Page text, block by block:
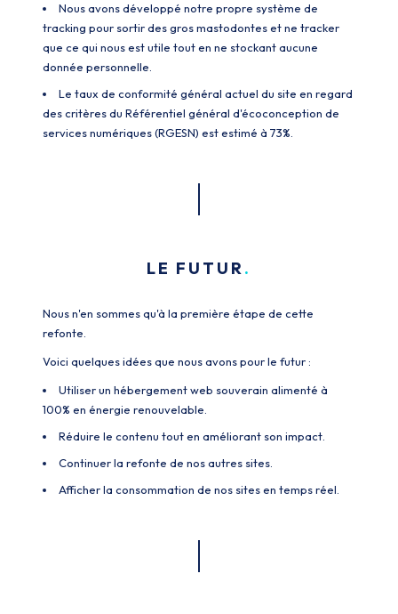
Nous avons développé notre propre système de
tracking pour sortir des gros mastodontes et ne tracker
que ce qui nous est utile tout en ne stockant aucune
donnée personnelle.
Le taux de conformité général actuel du site en regard
des critères du Référentiel général d'écoconception de
services numériques (RGESN) est estimé à 73%.
LE FUTUR
Nous n'en sommes qu'à la première étape de cette
refonte.
Voici quelques idées que nous avons pour le futur :
Utiliser un hébergement web souverain alimenté à
100% en énergie renouvelable.
Réduire le contenu tout en améliorant son impact.
Continuer la refonte de nos autres sites.
Afficher la consommation de nos sites en temps réel.